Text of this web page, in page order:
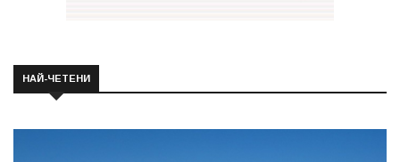
НАЙ-ЧЕТЕНИ